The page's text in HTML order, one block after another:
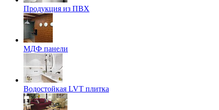
Продукция из ПВХ
МДФ панели
Водостойкая LVT плитка